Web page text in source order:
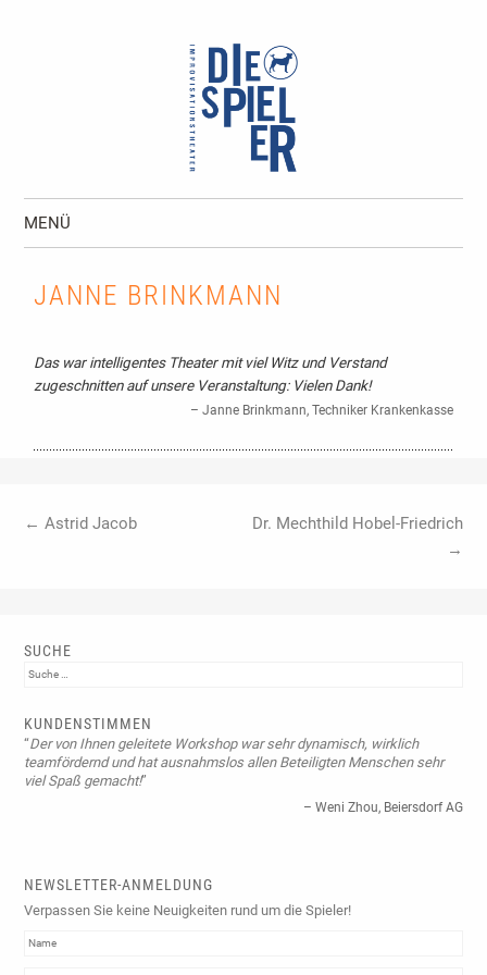
Die Spieler I Improvisationstheater und
Unternehmenstheater Hamburg
MENÜ
JANNE BRINKMANN
Das war intelligentes Theater mit viel Witz und Verstand
zugeschnitten auf unsere Veranstaltung: Vielen Dank!
Janne Brinkmann Techniker Krankenkasse
← Astrid Jacob
Dr. Mechthild Hobel-Friedrich
→
SUCHE
Suche
KUNDENSTIMMEN
Der von Ihnen geleitete Workshop war sehr dynamisch, wirklich
teamfördernd und hat ausnahmslos allen Beteiligten Menschen sehr
viel Spaß gemacht!
Weni Zhou Beiersdorf AG
NEWSLETTER-ANMELDUNG
Verpassen Sie keine Neuigkeiten rund um die Spieler!